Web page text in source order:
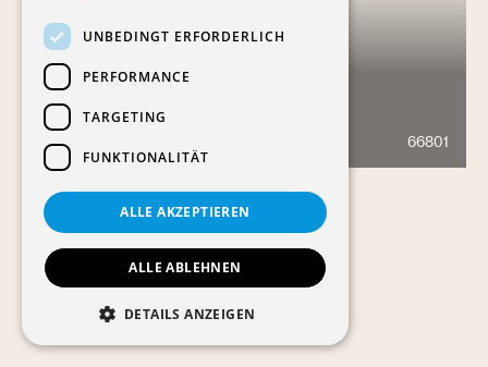
VERS L'ÉGLISE
66801
UNBEDINGT ERFORDERLICH
PERFORMANCE
TARGETING
FUNKTIONALITÄT
ALLE AKZEPTIEREN
ALLE ABLEHNEN
DETAILS ANZEIGEN